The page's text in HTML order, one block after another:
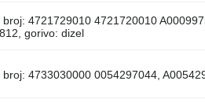
broj: 4721729010 4721720010
gorivo: dizel
broj: 4733030000 0054297044,